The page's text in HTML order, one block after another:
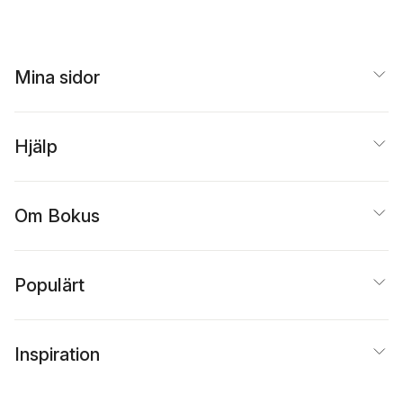
Mina sidor
Hjälp
Om Bokus
Populärt
Inspiration